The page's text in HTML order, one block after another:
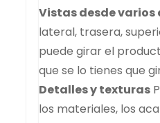
Vistas desde varios
lateral, trasera,
puede girar el
que se lo tienes que
Detalles y texturas
los materiales, los